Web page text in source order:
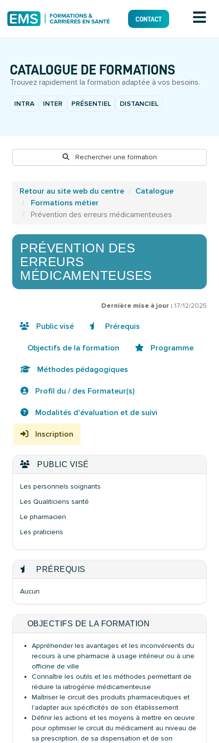
CONTACT
CATALOGUE DE FORMATIONS
Trouvez rapidement la formation adaptée à vos besoins.
INTRA INTER PRÉSENTIEL DISTANCIEL
Rechercher une formation
Retour au site web du centre
Catalogue
Formations métier
Prévention des erreurs médicamenteuses
PRÉVENTION DES
ERREURS
MÉDICAMENTEUSES
Dernière mise à jour : 17/12/2025
Public visé Prérequis
Objectifs de la formation Programme
Méthodes pédagogiques
Profil du / des Formateur(s)
Modalités d'évaluation et de suivi
Inscription
PUBLIC VISÉ
Les personnels soignants
Les Qualiticiens santé
Le pharmacien
Les praticiens
PRÉREQUIS
Aucun
OBJECTIFS DE LA FORMATION
Appréhender les avantages et les inconvénients du
recours à une pharmacie à usage intérieur ou à une
officine de ville
Connaître les outils et les méthodes permettant de
réduire la iatrogénie médicamenteuse
Maîtriser le circuit des produits pharmaceutiques et
l'adapter aux spécificités de son établissement
Définir les actions et les moyens à mettre en œuvre
pour optimiser le circuit du médicament au niveau de
sa prescription, de sa dispensation et de son